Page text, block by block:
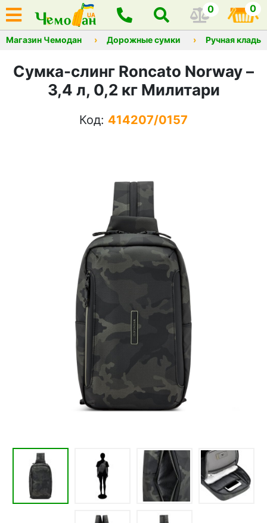
0 0
Магазин Чемодан Дорожные сумки Ручная кладь
Сумка-слинг Roncato Norway –
3,4 л, 0,2 кг Милитари
Код: 414207/0157